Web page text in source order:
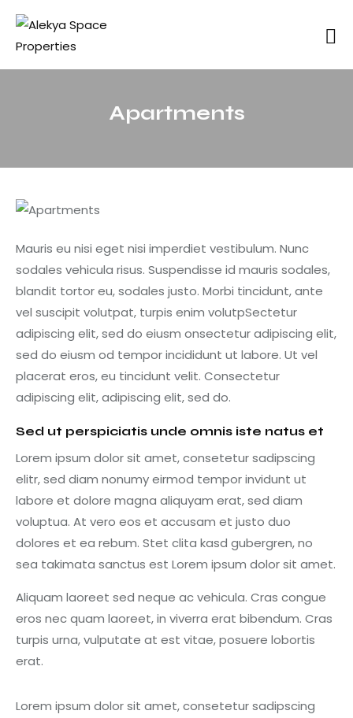
Apartments
Mauris eu nisi eget nisi imperdiet vestibulum. Nunc
sodales vehicula risus. Suspendisse id mauris sodales,
blandit tortor eu, sodales justo. Morbi tincidunt, ante
vel suscipit volutpat, turpis enim volutpSectetur
adipiscing elit, sed do eiusm onsectetur adipiscing elit,
sed do eiusm od tempor incididunt ut labore. Ut vel
placerat eros, eu tincidunt velit. Consectetur
adipiscing elit, adipiscing elit, sed do.
Sed ut perspiciatis unde omnis iste natus et
Lorem ipsum dolor sit amet, consetetur sadipscing
elitr, sed diam nonumy eirmod tempor invidunt ut
labore et dolore magna aliquyam erat, sed diam
voluptua. At vero eos et accusam et justo duo
dolores et ea rebum. Stet clita kasd gubergren, no
sea takimata sanctus est Lorem ipsum dolor sit amet.
Aliquam laoreet sed neque ac vehicula. Cras congue
eros nec quam laoreet, in viverra erat bibendum. Cras
turpis urna, vulputate at est vitae, posuere lobortis
erat.
Lorem ipsum dolor sit amet, consetetur sadipscing